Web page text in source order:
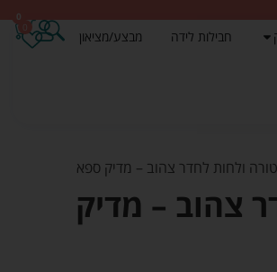
חבילות לידה מבצע/מציאון
0
ולחות לחדר צהוב – מדיק ספא
צהוב – מדיק